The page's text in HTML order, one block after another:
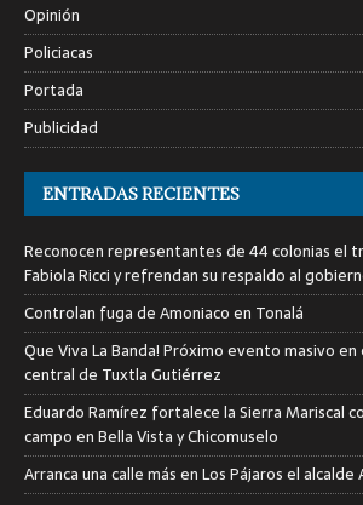
Opinión
Policiacas
Portada
Publicidad
ENTRADAS RECIENTES
Reconocen representantes de 44 colonias el
Fabiola Ricci y refrendan su respaldo al
Controlan fuga de Amoniaco en Tonalá
Que Viva La Banda! Próximo evento masivo
central de Tuxtla Gutiérrez
Eduardo Ramírez fortalece la Sierra Mariscal
campo en Bella Vista y Chicomuselo
Arranca una calle más en Los Pájaros el